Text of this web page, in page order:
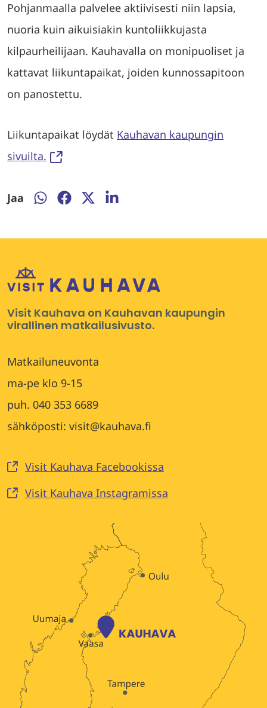
Pohjanmaalla palvelee aktiivisesti niin lapsia,
nuoria kuin aikuisiakin kuntoliikkujasta
kilpaurheilijaan. Kauhavalla on monipuoliset ja
kattavat liikuntapaikat, joiden kunnossapitoon
on panostettu.
Liikuntapaikat löydät Kauhavan kaupungin
sivuilta.
Jaa
Jaa
Jaa
Jaa
Jaa
Visit Kauhava on Kauhavan kaupungin
virallinen matkailusivusto.
Matkailuneuvonta
ma-pe klo 9-15
puh. 040 353 6689
sähköposti: visit@kauhava.fi
Visit Kauhava Facebookissa
Visit Kauhava Instagramissa